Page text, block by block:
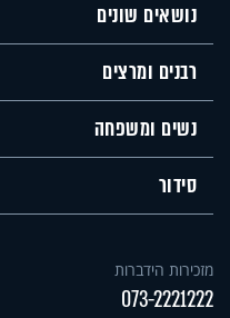
נושאים שונים
רבנים ומרצים
נשים ומשפחה
סידור
מזכירות הידברות
073-2221222